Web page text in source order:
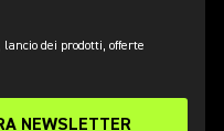
dei prodotti, offerte
NEWSLETTER